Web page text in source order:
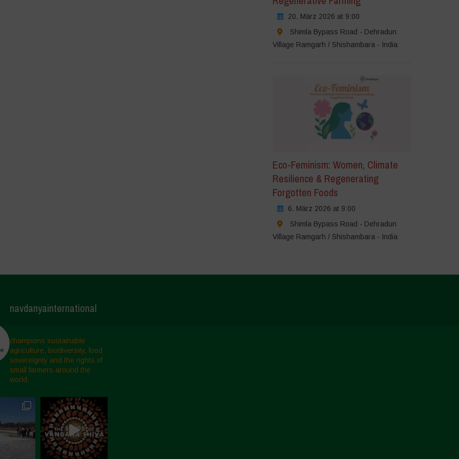
20. März 2026 at 9:00
Shimla Bypass Road - Dehradun
Village Ramgarh / Shishambara - India
Eco-Feminism: Women, Climate
Resilience & Regenerating
Forgotten Foods
6. März 2026 at 9:00
Shimla Bypass Road - Dehradun
Village Ramgarh / Shishambara - India
navdanyainternational
champions sustainable
agriculture, biodiversity, food
sovereignty and the rights of
small farmers around the
world.